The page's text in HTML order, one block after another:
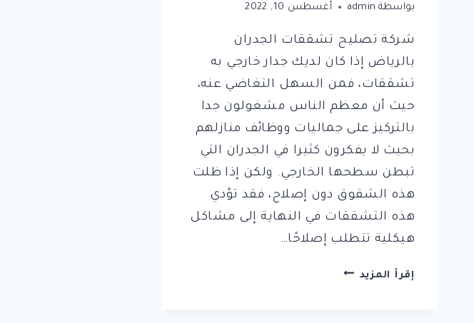
بواسطة admin أغسطس 10, 2022
شركة تصليح تشققات الجدران
بالرياض إذا كان لديك جدار خارجي به
تشققات، فمن السهل التغاضي عنه،
حيث أن معظم الناس مشغولون جدا
بالتركيز على جماليات ووظائف منازلهم
بحيث لا يفكرون كثيرا في الجدران التي
تبطن سطحها الخارجي. ولكن إذا ظلت
هذه الشقوق دون إصلاح، فقد تؤدي
هذه التشققات في النهاية إلى مشاكل
هيكلية تتطلب إصلاحًا…
إقرأ المزيد شركة